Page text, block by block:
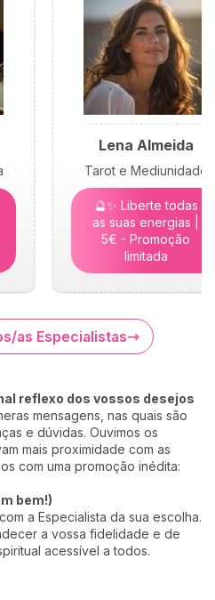
Lena Almeida
Tarot e Mediunidade
🔮✨ Liberte todas
as suas energias |
5€ - Promoção
limitada
as Especialistas
reflexo dos vossos desejos
mensagens, nas quais são
e dúvidas. Ouvimos os
mais proximidade com as
com uma promoção inédita:
bem!)
a Especialista da sua escolha.
a vossa fidelidade e de
acessível a todos.